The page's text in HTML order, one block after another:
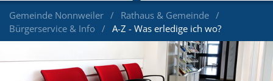
Gemeinde Nonnweiler
Rathaus & Gemeinde
Bürgerservice & Info
A-Z - Was erledige ich wo?